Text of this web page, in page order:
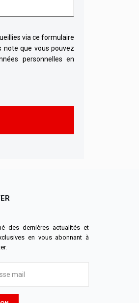
via ce formulaire
note que vous pouvez
personnelles en
des dernières actualités et
en vous abonnant à